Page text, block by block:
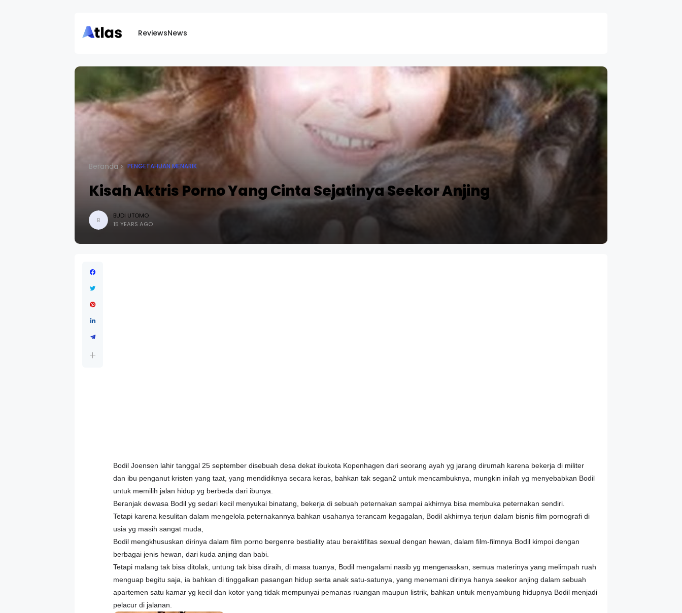
ReviewsNews
Beranda PENGETAHUAN MENARIK
Kisah Aktris Porno Yang Cinta Sejatinya Seekor Anjing
B
BUDI UTOMO
15 YEARS AGO
Bodil Joensen lahir tanggal 25 september disebuah desa dekat ibukota Kopenhagen dari seorang ayah yg jarang dirumah karena bekerja di militer
dan ibu penganut kristen yang taat, yang mendidiknya secara keras, bahkan tak segan2 untuk mencambuknya, mungkin inilah yg menyebabkan Bodil
untuk memilih jalan hidup yg berbeda dari ibunya.
Beranjak dewasa Bodil yg sedari kecil menyukai binatang, bekerja di sebuah peternakan sampai akhirnya bisa membuka peternakan sendiri.
Tetapi karena kesulitan dalam mengelola peternakannya bahkan usahanya terancam kegagalan, Bodil akhirnya terjun dalam bisnis film pornografi di
usia yg masih sangat muda,
Bodil mengkhususkan dirinya dalam film porno bergenre bestiality atau beraktifitas sexual dengan hewan, dalam film-filmnya Bodil kimpoi dengan
berbagai jenis hewan, dari kuda anjing dan babi.
Tetapi malang tak bisa ditolak, untung tak bisa diraih, di masa tuanya, Bodil mengalami nasib yg mengenaskan, semua materinya yang melimpah ruah
menguap begitu saja, ia bahkan di tinggalkan pasangan hidup serta anak satu-satunya, yang menemani dirinya hanya seekor anjing dalam sebuah
apartemen satu kamar yg kecil dan kotor yang tidak mempunyai pemanas ruangan maupun listrik, bahkan untuk menyambung hidupnya Bodil menjadi
pelacur di jalanan.